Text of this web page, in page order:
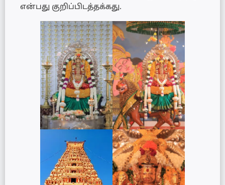
என்பது குறிப்பிடத்தக்கது.